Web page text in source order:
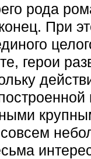
рода
При
герои